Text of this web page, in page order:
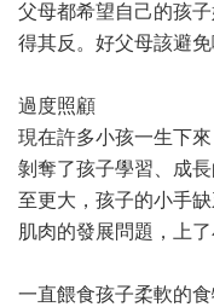
父母都希望自己的孩
得其反。好父母該避免
過度照顧
現在許多小孩一生下
剝奪了孩子學習、成
至更大，孩子的小手
肌肉的發展問題，上
一直餵食孩子柔軟的